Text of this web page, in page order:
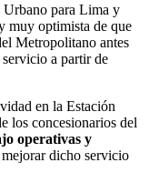
Urbano para Lima y
muy optimista de que
Metropolitano antes
a partir de
en la Estación
los concesionarios del
operativas y
mejorar dicho servicio